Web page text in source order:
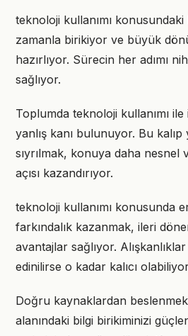
teknoloji kullanımı
zamanla birikiyor ve büyük
hazırlıyor. Sürecin her adımı
sağlıyor.
Toplumda teknoloji kullanımı
yanlış kanı bulunuyor. Bu kalıp
sıyrılmak, konuya daha nesnel
açısı kazandırıyor.
teknoloji kullanımı konusunda
farkındalık kazanmak, ileri
avantajlar sağlıyor.
edinilirse o kadar kalıcı
Doğru kaynaklardan
alanındaki bilgi birikiminizi